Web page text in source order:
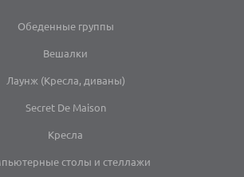
Обеденные группы
Вешалки
Лаунж (Кресла, диваны)
Secret De Maison
Кресла
столы и стеллажи